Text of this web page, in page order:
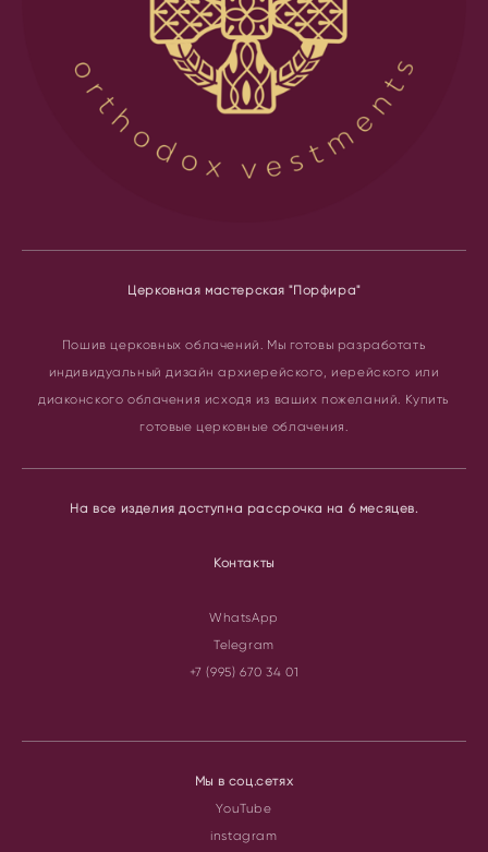
Церковная мастерская "Порфира"
Пошив церковных облачений. Мы готовы разработать
индивидуальный дизайн архиерейского, иерейского или
диаконского облачения исходя из ваших пожеланий. Купить
готовые церковные облачения.
На все изделия доступна рассрочка на 6 месяцев.
Контакты
WhatsApp
Telegram
+7 (995) 670 34 01
Мы в соц.сетях
YouTube
instagram